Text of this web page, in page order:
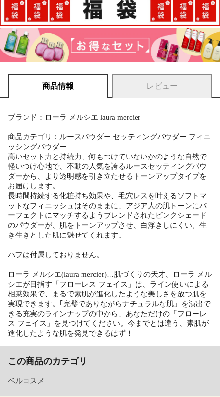
商品情報 レビュー
ブランド：ローラ メルシエ laura mercier
商品カテゴリ：ルースパウダー セッティングパウダー フィニ
ッシングパウダー
高いセット力と持続力、何もつけていないかのような自然で
軽いつけ心地で、不動の人気を誇るルースセッティングパウ
ダーから、より透明感を引き立たせるトーンアップタイプを
お届けします。
長時間持続する化粧持ち効果や、毛穴レスを叶えるソフトマ
ットなフィニッシュはそのままに、アジア人の肌トーンにパ
ーフェクトにマッチするようブレンドされたピンクシェード
のパウダーが、肌をトーンアップさせ、白浮きしにくい、生
き生きとした肌に魅せてくれます。
パフは付属しておりません。
ローラ メルシエ(laura mercier)…肌づくりの天才、ローラ メル
シエが目指す「フローレス フェイス」は、ライン使いによる
相乗効果で、まるで素肌が進化したような美しさを放つ肌を
実現できます。｢完璧でありながらナチュラルな肌」を演出で
きる充実のラインナップの中から、あなただけの「フローレ
ス フェイス」を見つけてください。今までとは違う、素肌が
進化したような肌を発見できるはず！
この商品のカテゴリ
ベルコスメ